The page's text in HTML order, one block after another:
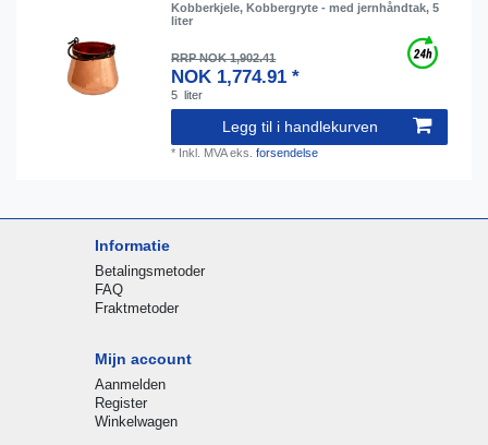
Kobberkjele, Kobbergryte - med jernhåndtak, 5
liter
RRP NOK 1,902.41
NOK 1,774.91 *
5 liter
Legg til i handlekurven
* Inkl. MVAeks.forsendelse
Informatie
Betalingsmetoder
FAQ
Fraktmetoder
Mijn account
Aanmelden
Register
Winkelwagen